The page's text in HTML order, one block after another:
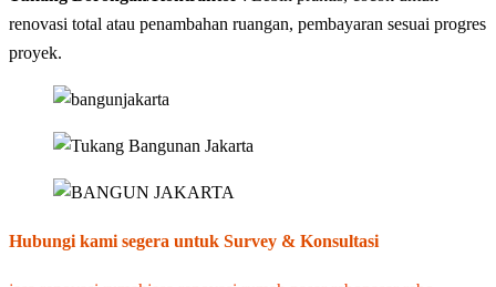
renovasi total atau penambahan ruangan, pembayaran sesuai progres
proyek.
Hubungi kami segera untuk Survey & Konsultasi